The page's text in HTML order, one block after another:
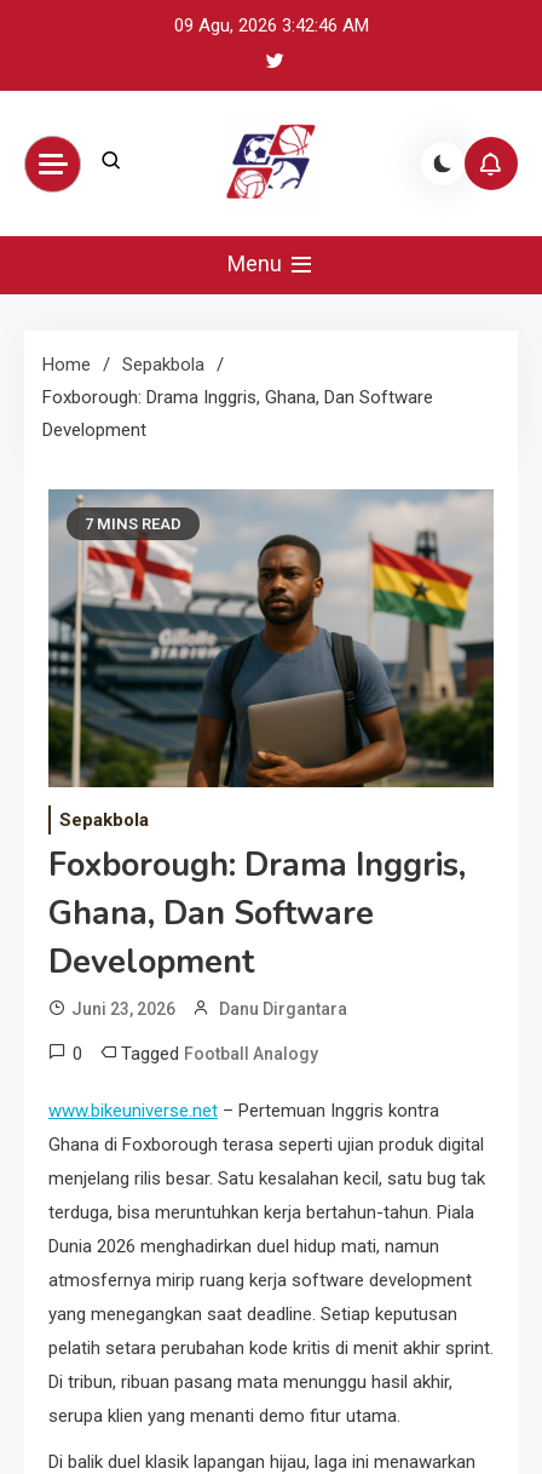
09 Agu, 2026 3:42:48 AM
BikeUniverse –
Sorotan
Olahraga
Statistik &
Event Besar
perkembangan olahraga global: update
skor, berita atlet, preview pertandingan,
Menu
Home
Sepakbola
Foxborough: Drama Inggris, Ghana, Dan Software
Development
7 MINS READ
Sepakbola
Foxborough: Drama Inggris,
Ghana, Dan Software
Development
Juni 23, 2026 Danu Dirgantara
0 Tagged Football Analogy
www.bikeuniverse.net – Pertemuan Inggris kontra
Ghana di Foxborough terasa seperti ujian produk digital
menjelang rilis besar. Satu kesalahan kecil, satu bug tak
terduga, bisa meruntuhkan kerja bertahun-tahun. Piala
Dunia 2026 menghadirkan duel hidup mati, namun
atmosfernya mirip ruang kerja software development
yang menegangkan saat deadline. Setiap keputusan
pelatih setara perubahan kode kritis di menit akhir sprint.
Di tribun, ribuan pasang mata menunggu hasil akhir,
serupa klien yang menanti demo fitur utama.
Di balik duel klasik lapangan hijau, laga ini menawarkan